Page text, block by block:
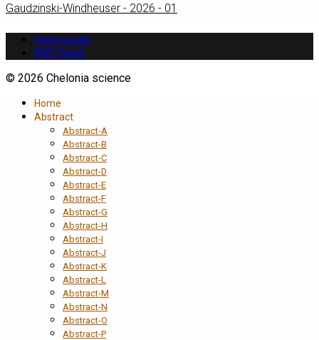
Gaudzinski-Windheuser - 2026 - 01
Impressum
RSS Feed
© 2026 Chelonia science
Home
Abstract
Abstract-A
Abstract-B
Abstract-C
Abstract-D
Abstract-E
Abstract-F
Abstract-G
Abstract-H
Abstract-I
Abstract-J
Abstract-K
Abstract-L
Abstract-M
Abstract-N
Abstract-O
Abstract-P